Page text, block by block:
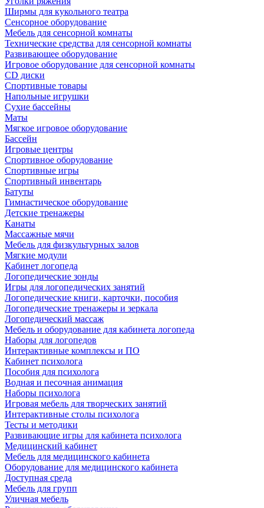
Ширмы для кукольного театра
Сенсорное оборудование
Мебель для сенсорной комнаты
Технические средства для сенсорной комнаты
Развивающее оборудование
Игровое оборудование для сенсорной комнаты
CD диски
Спортивные товары
Напольные игрушки
Сухие бассейны
Маты
Мягкое игровое оборудование
Бассейн
Игровые центры
Спортивное оборудование
Спортивные игры
Спортивный инвентарь
Батуты
Гимнастическое оборудование
Детские тренажеры
Канаты
Массажные мячи
Мебель для физкультурных залов
Мягкие модули
Кабинет логопеда
Логопедические зонды
Игры для логопедических занятий
Логопедические книги, карточки, пособия
Логопедические тренажеры и зеркала
Логопедический массаж
Мебель и оборудование для кабинета логопеда
Наборы для логопедов
Интерактивные комплексы и ПО
Кабинет психолога
Пособия для психолога
Водная и песочная анимация
Наборы психолога
Игровая мебель для творческих занятий
Интерактивные столы психолога
Тесты и методики
Развивающие игры для кабинета психолога
Медицинский кабинет
Мебель для медицинского кабинета
Оборудование для медицинского кабинета
Доступная среда
Мебель для групп
Уличная мебель